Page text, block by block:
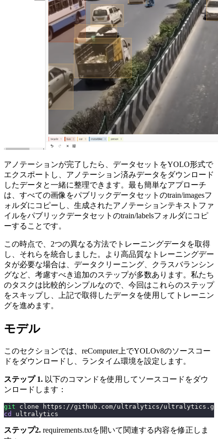
アノテーションが完了したら、データセットをYOLO形式で
エクスポートし、アノテーション済みデータをダウンロード
したデータと一緒に整理できます。最も簡単なアプローチ
は、すべての画像をパブリックデータセットのtrain/imagesフ
ォルダにコピーし、生成されたアノテーションテキストファ
イルをパブリックデータセットのtrain/labelsフォルダにコピ
ーすることです。
この時点で、2つの異なる方法でトレーニングデータを取得
し、それらを統合しました。より高品質なトレーニングデー
タが必要な場合は、データクリーニング、クラスバランシン
グなど、考慮すべき追加のステップが多数あります。私たち
のタスクは比較的シンプルなので、今回はこれらのステップ
をスキップし、上記で取得したデータを使用してトレーニン
グを進めます。
モデル
このセクションでは、reComputer上でYOLOv8のソースコー
ドをダウンロードし、ランタイム環境を設定します。
ステップ 1. 以下のコマンドを使用してソースコードをダウ
ンロードします：
git clone https://github.com/ultralytics/
cd
ultralytics
ステップ2. requirements.txtを開いて関連する内容を修正しま